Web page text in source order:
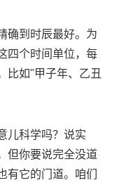
确到时辰最好。为
四个时间单位，每
比如"甲子年、乙丑
儿科学吗？说实
但你要说完全没道
有它的门道。咱们